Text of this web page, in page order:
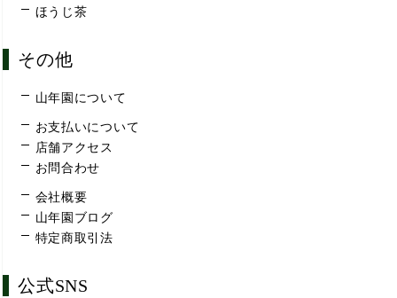
ほうじ茶
その他
山年園について
お支払いについて
店舗アクセス
お問合わせ
会社概要
山年園ブログ
特定商取引法
公式SNS